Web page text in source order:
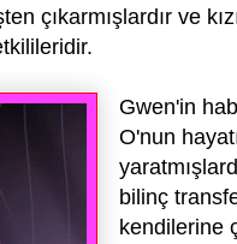
çıkarmışlardır ve
Gwen'in
O'nun
bilinç
kendilerine